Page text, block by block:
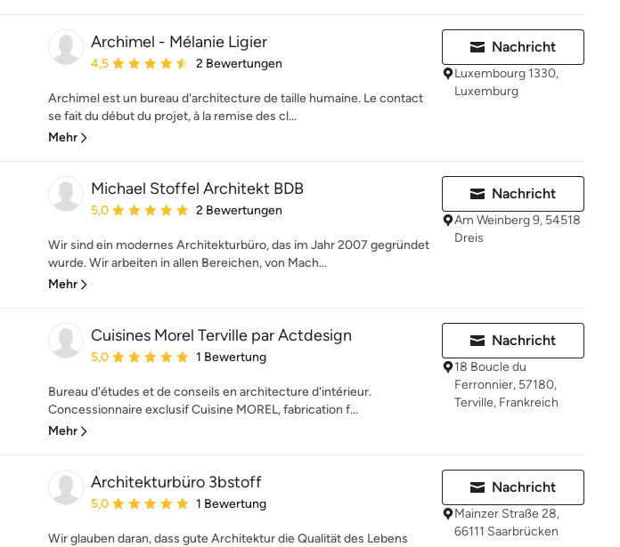
Archimel - Mélanie Ligier
Durchschnittliche Bewertung: 4.5 von 5 Sternen
4,5 2 Bewertungen
Archimel est un bureau d'architecture de taille humaine. Le contact
se fait du début du projet, à la remise des cl...
Mehr
Nachricht
Luxembourg 1330,
Luxemburg
Michael Stoffel Architekt BDB
Durchschnittliche Bewertung: 5 von 5 Sternen
5,0 2 Bewertungen
Wir sind ein modernes Architekturbüro, das im Jahr 2007 gegründet
wurde. Wir arbeiten in allen Bereichen, von Mach...
Mehr
Nachricht
Am Weinberg 9, 54518
Dreis
Cuisines Morel Terville par Actdesign
Durchschnittliche Bewertung: 5 von 5 Sternen
5,0 1 Bewertung
Bureau d'études et de conseils en architecture d'intérieur.
Concessionnaire exclusif Cuisine MOREL, fabrication f...
Mehr
Nachricht
18 Boucle du
Ferronnier, 57180,
Terville, Frankreich
Architekturbüro 3bstoff
Durchschnittliche Bewertung: 5 von 5 Sternen
5,0 1 Bewertung
Wir glauben daran, dass gute Architektur die Qualität des Lebens
Nachricht
Mainzer Straße 28,
66111 Saarbrücken